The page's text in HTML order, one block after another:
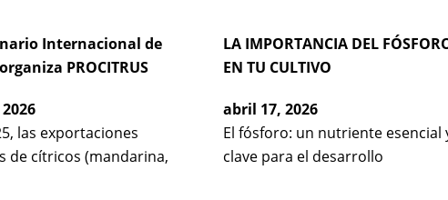
Internacional de
PROCITRUS
las exportaciones
de cítricos (mandarina,
LA IMPORTANCIA DEL
EN TU CULTIVO
abril 17, 2026
El fósforo: un nutriente esencial
clave para el desarrollo